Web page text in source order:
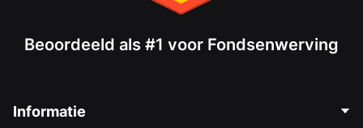
Beoordeeld als #1 voor Fondsenwerving
Informatie